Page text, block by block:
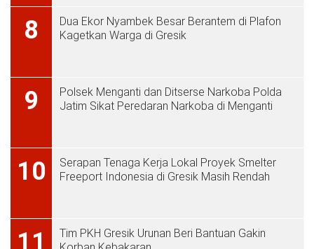
8
Dua Ekor Nyambek Besar Berantem di Plafon
Kagetkan Warga di Gresik
9
Polsek Menganti dan Ditserse Narkoba Polda
Jatim Sikat Peredaran Narkoba di Menganti
10
Serapan Tenaga Kerja Lokal Proyek Smelter
Freeport Indonesia di Gresik Masih Rendah
11
Tim PKH Gresik Urunan Beri Bantuan Gakin